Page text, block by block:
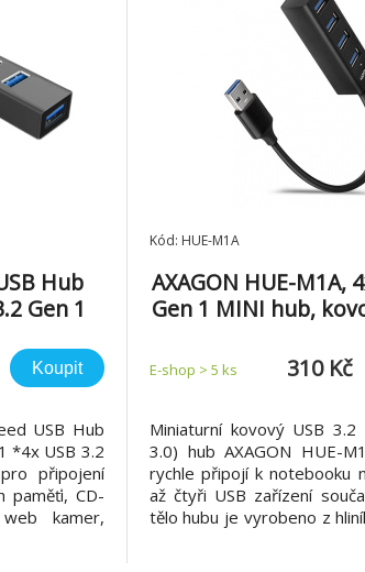
Hub
Gen 1
Koupit
USB Hub
*4x USB 3.2
připojení
paměťi, CD-
kamer,
Kód: HUE-M1A
AXAGON HUE-M1A,
Gen 1 MINI hub,
E-shop > 5 ks 310 Kč
Miniaturní kovový USB 3.2
3.0) hub AXAGON HUE-
rychle připojí k notebooku
až čtyři USB zařízení
tělo hubu je vyrobeno z